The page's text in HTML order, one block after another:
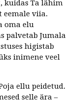
kuidas Ta lähim
eemale viia.
oma elu
palvetab Jumala
higistab
inimene veel
ellu peidetud.
selle ära –